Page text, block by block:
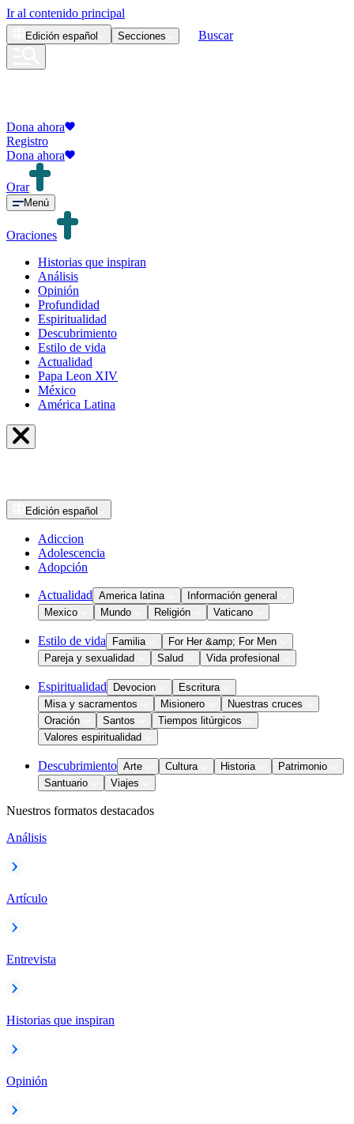
Ir al contenido principal
Edición español Secciones Buscar
Dona ahora
Registro
Dona ahora
Orar
Menú
Oraciones
Historias que inspiran
Análisis
Opinión
Profundidad
Espiritualidad
Descubrimiento
Estilo de vida
Actualidad
Papa Leon XIV
México
América Latina
Edición español
Adiccion
Adolescencia
Adopción
Actualidad America latina
Información general
Mexico
Mundo Religión Vaticano
Estilo de vida Familia
For Her &amp; For Men
Pareja y sexualidad
Salud Vida profesional
Espiritualidad Devocion
Escritura
Misa y sacramentos
Misionero
Nuestras cruces
Oración
Santos
Tiempos litúrgicos
Valores espiritualidad
Descubrimiento Arte Cultura Historia
Patrimonio
Santuario
Viajes
Nuestros formatos destacados
Análisis
Artículo
Entrevista
Historias que inspiran
Opinión